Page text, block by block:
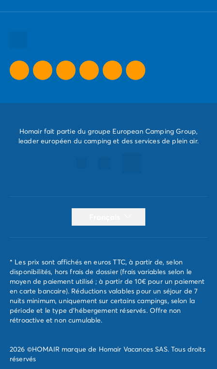
Homair fait partie du groupe European Camping Group,
leader européen du camping et des services de plein air.
* Les prix sont affichés en euros TTC, à partir de, selon
disponibilités, hors frais de dossier (frais variables selon le
moyen de paiement utilisé ; à partir de 10€ pour un paiement
en carte bancaire). Réductions valables pour un séjour de 7
nuits minimum, uniquement sur certains campings, selon la
période et le type d'hébergement réservés. Offre non
rétroactive et non cumulable.
2026 ©HOMAIR marque de Homair Vacances SAS. Tous droits
réservés